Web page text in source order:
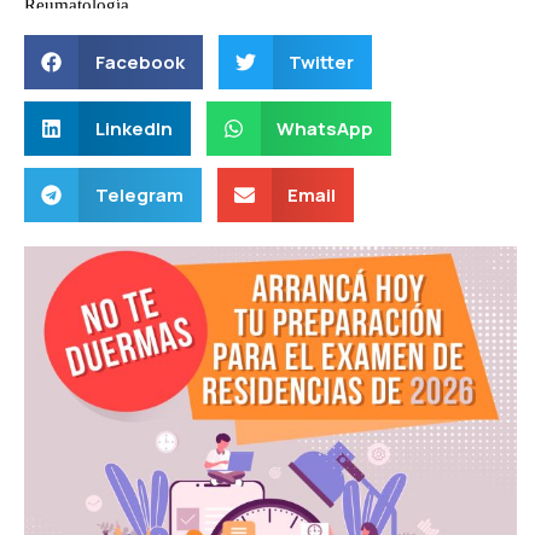
Facebook Twitter
LinkedIn WhatsApp
Telegram Email